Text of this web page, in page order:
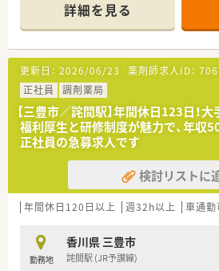
【店舗情報と応需状況について】
■JR予讃線の詫間駅から車で4分の
の大きな看板が目印の店舗です。
■門前にある三豊市立みとよ市民病
メインに面で応需しております。
■新規開局の店舗のため現在の応需
1名体制で運営しています。
【募集背景と求める人物像について】
■中途採用により即戦力の優秀なキャ
体の活性化を図るための募集です。
■これまでの店舗運営で管理薬剤師
お持ちの方を歓迎しております。
■店舗ごとに独立採算制を敷いている
【法人特徴について】
■1990年に全国で初めて医療モール
詳細を見る
更新日： 2026/06/23 薬剤師求人ID：
正社員
調剤薬局
【三豊市／詫間駅】年間休日123日！
福利厚生と研修制度が魅力で、年収
正社員の急募求人です
検討リストに
年間休日120日以上 週32h以上 車通勤
勤務地
香川県 三豊市
詫間駅 (JR予讃線)